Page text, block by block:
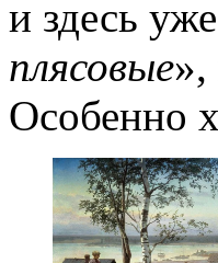
и здесь
плясовые»,
Особенно